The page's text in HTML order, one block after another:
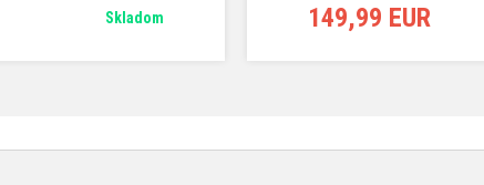
Skladom 149,99 EUR